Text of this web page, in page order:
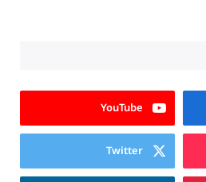
YouTube
Twitter